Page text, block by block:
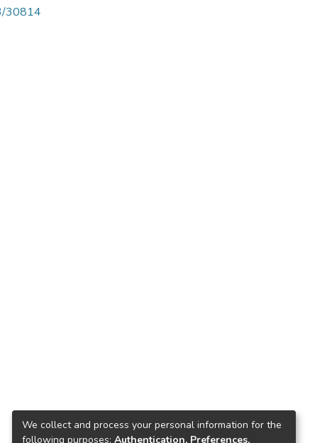
30814
We collect and process your personal information for the
following purposes: Authentication, Preferences,